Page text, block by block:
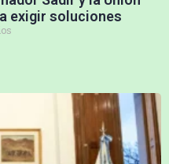
exigir soluciones